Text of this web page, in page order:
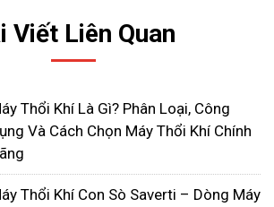
Viết Liên Quan
Thổi Khí Là Gì? Phân Loại, Công
Và Cách Chọn Máy Thổi Khí Chính
Thổi Khí Con Sò Saverti – Dòng Máy